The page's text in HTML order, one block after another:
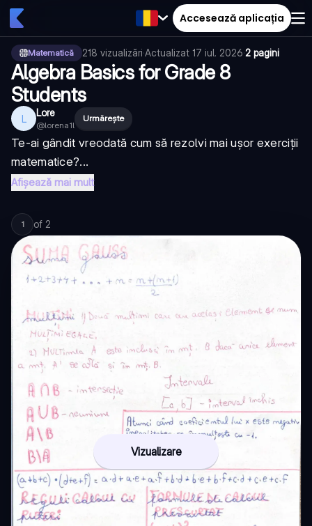
Accesează aplicația
Matematică 218 vizualizări·Actualizat 17 iul. 2026·2 pagini
Algebra Basics for Grade 8
Students
L Lore
@lorena1l
Urmărește
Te-ai gândit vreodată cum să rezolvi mai ușor exerciții
matematice?...
Afișează mai mult
1 of 2
Vizualizare